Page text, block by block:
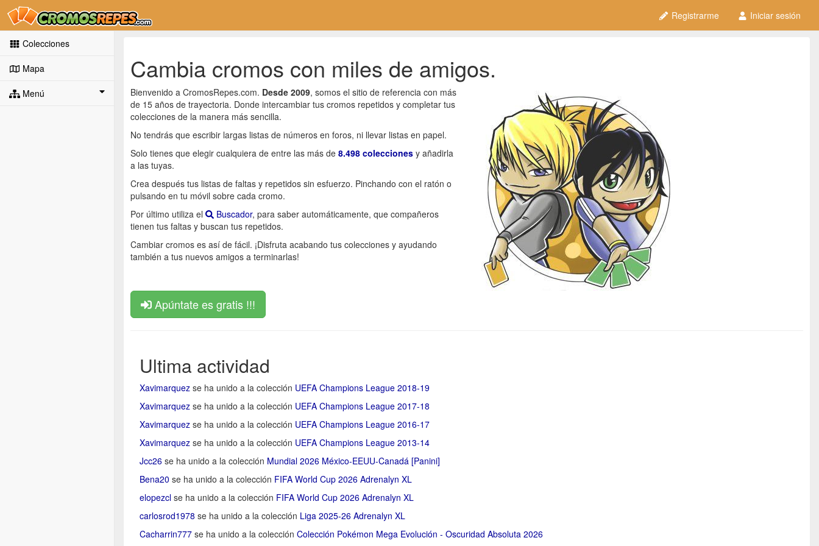
Registrarme Iniciar sesión
Colecciones
Mapa
Menú
Cambia cromos con miles de amigos.
Bienvenido a CromosRepes.com. Desde 2009, somos el sitio de referencia con más
de 15 años de trayectoria. Donde intercambiar tus cromos repetidos y completar tus
colecciones de la manera más sencilla.
No tendrás que escribir largas listas de números en foros, ni llevar listas en papel.
Solo tienes que elegir cualquiera de entre las más de 8.498 colecciones y añadirla
a las tuyas.
Crea después tus listas de faltas y repetidos sin esfuerzo. Pinchando con el ratón o
pulsando en tu móvil sobre cada cromo.
Por último utiliza el
Buscador, para saber automáticamente, que compañeros
tienen tus faltas y buscan tus repetidos.
Cambiar cromos es así de fácil. ¡Disfruta acabando tus colecciones y ayudando
también a tus nuevos amigos a terminarlas!
Apúntate es gratis !!!
Ultima actividad
Xavimarquez se ha unido a la colección UEFA Champions League 2018-19
Xavimarquez se ha unido a la colección UEFA Champions League 2017-18
Xavimarquez se ha unido a la colección UEFA Champions League 2016-17
Xavimarquez se ha unido a la colección UEFA Champions League 2013-14
Jcc26 se ha unido a la colección Mundial 2026 México-EEUU-Canadá [Panini]
Bena20 se ha unido a la colección FIFA World Cup 2026 Adrenalyn XL
elopezcl se ha unido a la colección FIFA World Cup 2026 Adrenalyn XL
carlosrod1978 se ha unido a la colección Liga 2025-26 Adrenalyn XL
Cacharrin777 se ha unido a la colección Colección Pokémon Mega Evolución - Oscuridad Absoluta 2026